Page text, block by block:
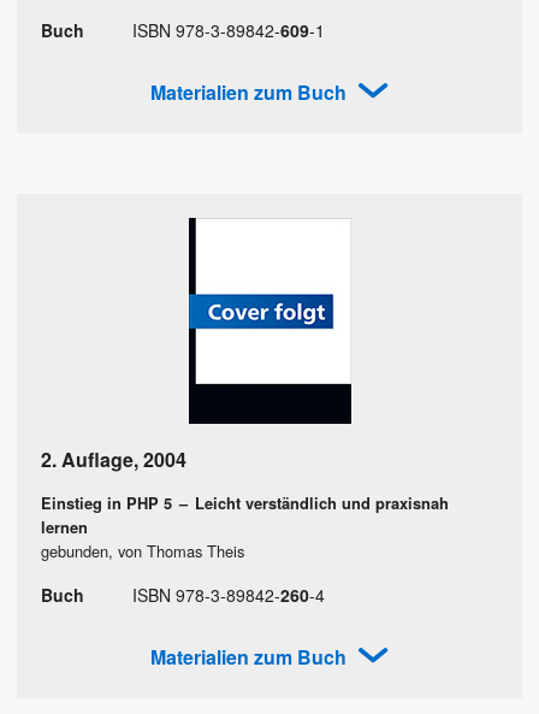
Buch ISBN 978-3-89842-609-1
Materialien zum Buch
2. Auflage,2004
Einstieg in PHP 5 – Leicht verständlich und praxisnah
lernen
gebunden, von Thomas Theis
Buch ISBN 978-3-89842-260-4
Materialien zum Buch